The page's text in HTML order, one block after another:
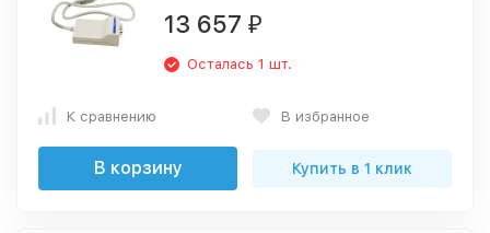
13 657 ₽
Осталась 1 шт.
К сравнению В избранное
В корзину Купить в 1 клик